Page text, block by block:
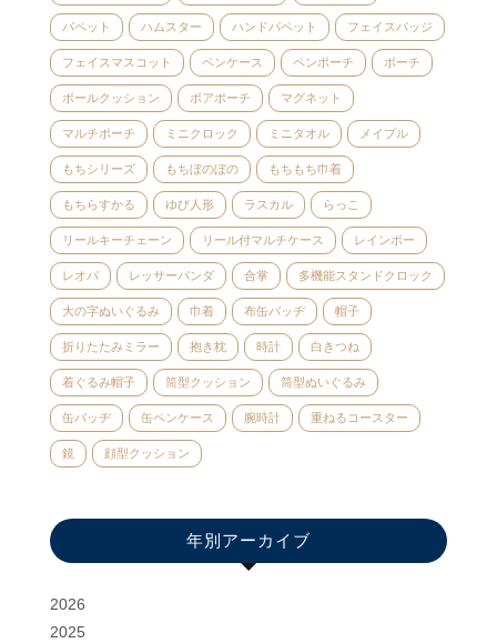
パペット ハムスター ハンドパペット フェイスバッジ
フェイスマスコット ペンケース ペンポーチ ポーチ
ボールクッション ボアポーチ マグネット
マルチポーチ ミニクロック ミニタオル メイプル
もちシリーズ もちぼのぼの もちもち巾着
もちらすかる ゆび人形 ラスカル らっこ
リールキーチェーン リール付マルチケース レインボー
レオパ レッサーパンダ 合掌 多機能スタンドクロック
大の字ぬいぐるみ 巾着 布缶バッヂ 帽子
折りたたみミラー 抱き枕 時計 白きつね
着ぐるみ帽子 筒型クッション 筒型ぬいぐるみ
缶バッヂ 缶ペンケース 腕時計 重ねるコースター
鏡 顔型クッション
年別アーカイブ
2026
2025